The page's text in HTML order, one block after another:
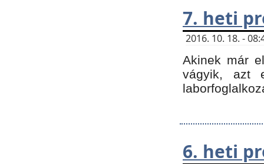
7. heti
2016. 10. 18. -
Akinek már
vágyik, azt
6. heti